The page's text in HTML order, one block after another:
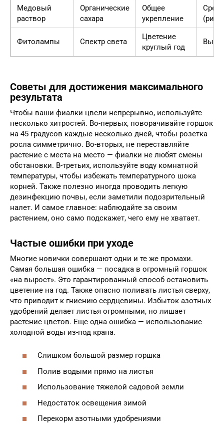
Медовый
раствор
Органические
сахара
Общее
укрепление
Фитолампы Спектр света
Цветение
круглый год
Советы для достижения максимального
результата
Чтобы ваши фиалки цвели непрерывно, используйте
несколько хитростей. Во-первых, поворачивайте горшок
на 45 градусов каждые несколько дней, чтобы розетка
росла симметрично. Во-вторых, не переставляйте
растение с места на место — фиалки не любят смены
обстановки. В-третьих, используйте воду комнатной
температуры, чтобы избежать температурного шока
корней. Также полезно иногда проводить легкую
дезинфекцию почвы, если заметили подозрительный
налет. И самое главное: наблюдайте за своим
растением, оно само подскажет, чего ему не хватает.
Частые ошибки при уходе
Многие новички совершают одни и те же промахи.
Самая большая ошибка — посадка в огромный горшок
«на вырост». Это гарантированный способ остановить
цветение на год. Также опасно поливать листья сверху,
что приводит к гниению сердцевины. Избыток азотных
удобрений делает листья огромными, но лишает
растение цветов. Еще одна ошибка — использование
холодной воды из-под крана.
Слишком большой размер горшка
Полив водыми прямо на листья
Использование тяжелой садовой земли
Недостаток освещения зимой
Перекорм азотными удобрениями